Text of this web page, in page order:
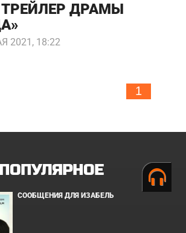
ДРАМЫ
2021, 18:22
1
ПОПУЛЯРНОЕ
СООБЩЕНИЯ ДЛЯ ИЗАБЕЛЬ